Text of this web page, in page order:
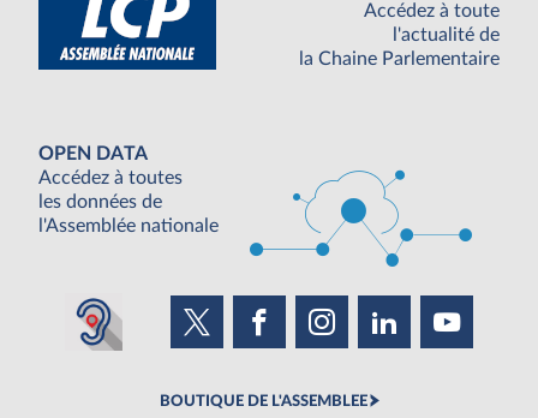
Accédez à toute
l'actualité de
la Chaine Parlementaire
OPEN DATA
Accédez à toutes
les données de
l'Assemblée nationale
BOUTIQUE DE L'ASSEMBLEE